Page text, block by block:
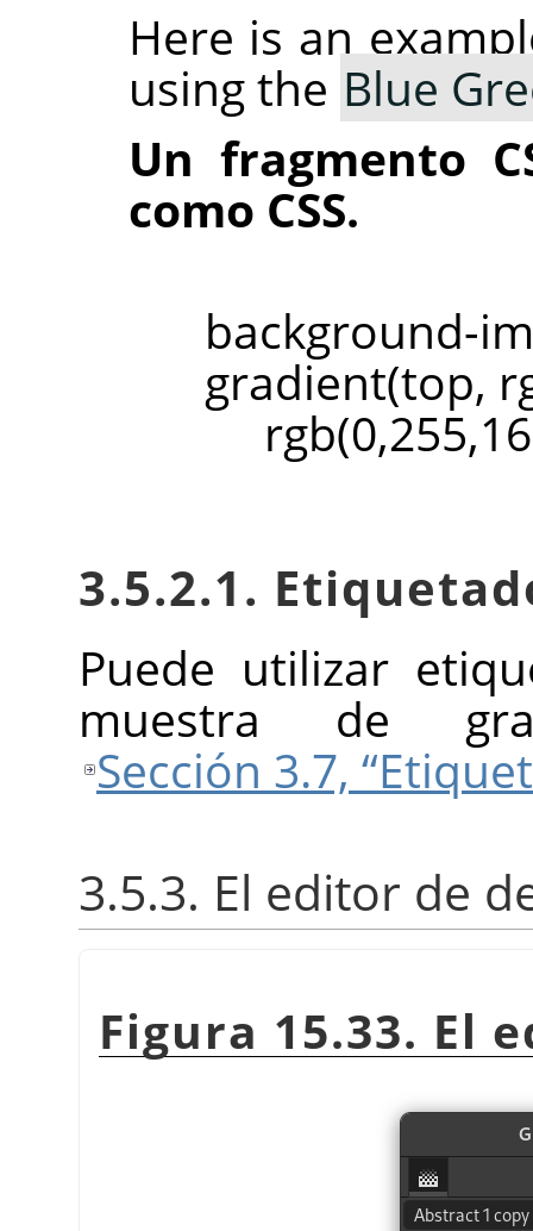
Here is an
using the Blue
Un fragmento
como CSS.
gradient(top,
3.5.2.1.
Puede utilizar
muestra de
Sección 3.7,
3.5.3. El editor de
Figura 15.33. El